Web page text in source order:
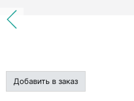
Добавить в заказ